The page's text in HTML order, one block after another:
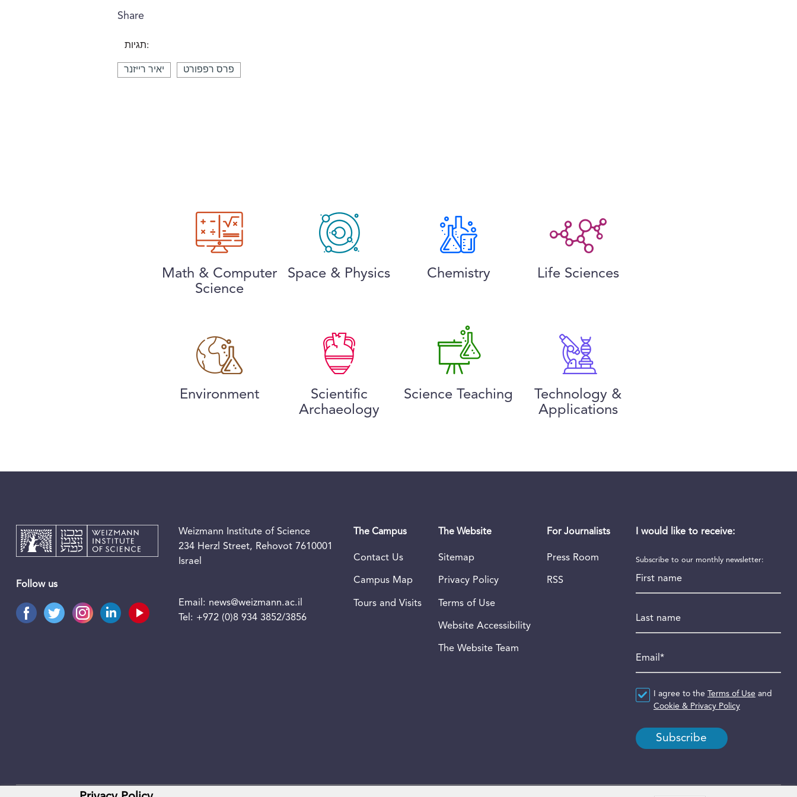
Share
תגיות:
יאיר רייזנר פרס רפפורט
Math & Computer
Science
Space & Physics Chemistry Life Sciences
Environment
Scientific
Archaeology
Science Teaching
Technology &
Applications
Follow us
Weizmann Institute of Science
234 Herzl Street, Rehovot 7610001
Israel
Email: news@weizmann.ac.il
Tel: +972 (0)8 934 3852/3856
The Campus
Contact Us
Campus Map
Tours and Visits
The Website
Sitemap
Privacy Policy
Terms of Use
Website Accessibility
The Website Team
For Journalists
Press Room
RSS
I would like to receive:
Subscribe to our monthly newsletter:
Agreement*
I agree to the Terms of Use and
Cookie & Privacy Policy